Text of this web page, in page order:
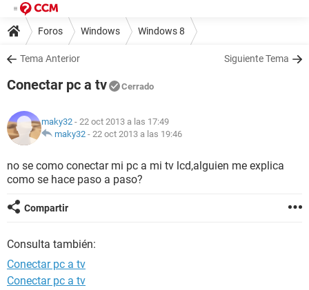
Foros Windows Windows 8
Tema Anterior Siguiente Tema
Conectar pc a tv Cerrado
maky32 - 22 oct 2013 a las 17:49
maky32 - 22 oct 2013 a las 19:46
no se como conectar mi pc a mi tv lcd,alguien me explica
como se hace paso a paso?
Compartir
Consulta también:
Conectar pc a tv
Conectar pc a tv